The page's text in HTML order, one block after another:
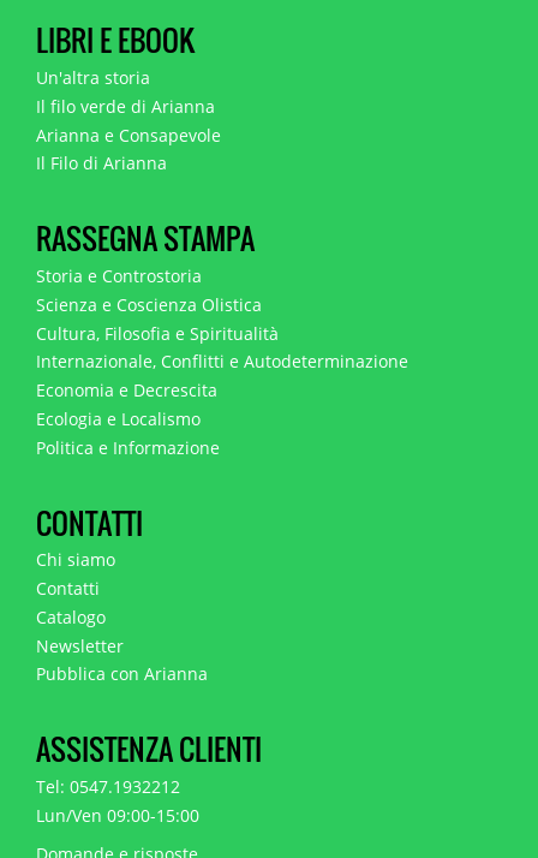
LIBRI E EBOOK
Un'altra storia
Il filo verde di Arianna
Arianna e Consapevole
Il Filo di Arianna
RASSEGNA STAMPA
Storia e Controstoria
Scienza e Coscienza Olistica
Cultura, Filosofia e Spiritualità
Internazionale, Conflitti e Autodeterminazione
Economia e Decrescita
Ecologia e Localismo
Politica e Informazione
CONTATTI
Chi siamo
Contatti
Catalogo
Newsletter
Pubblica con Arianna
ASSISTENZA CLIENTI
Tel: 0547.1932212
Lun/Ven 09:00-15:00
Domande e risposte